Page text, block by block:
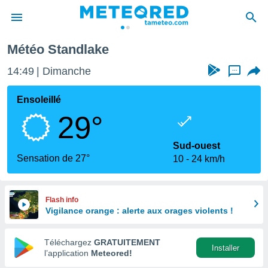
de
Météo Standlake
14:49 Dimanche ...
Ensoleillé
29°
Sensation de 27°
Sud-ouest
10
24 km/h
Flash info
Vigilance orange : alerte aux orages violents !
Téléchargez GRATUITEMENT
l’application Meteored!
Installer